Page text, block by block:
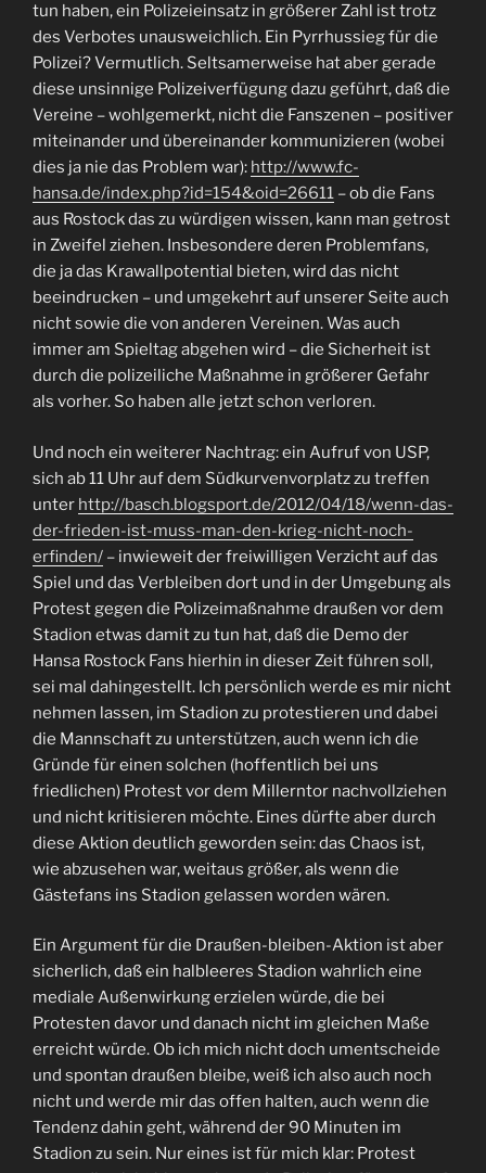
tun haben, ein Polizeieinsatz in größerer Zahl ist trotz
des Verbotes unausweichlich. Ein Pyrrhussieg für die
Polizei? Vermutlich. Seltsamerweise hat aber gerade
diese unsinnige Polizeiverfügung dazu geführt, daß die
Vereine – wohlgemerkt, nicht die Fanszenen – positiver
miteinander und übereinander kommunizieren (wobei
dies ja nie das Problem war): http://www.fc-
hansa.de/index.php?id=154&oid=26611 – ob die Fans
aus Rostock das zu würdigen wissen, kann man getrost
in Zweifel ziehen. Insbesondere deren Problemfans,
die ja das Krawallpotential bieten, wird das nicht
beeindrucken – und umgekehrt auf unserer Seite auch
nicht sowie die von anderen Vereinen. Was auch
immer am Spieltag abgehen wird – die Sicherheit ist
durch die polizeiliche Maßnahme in größerer Gefahr
als vorher. So haben alle jetzt schon verloren.
Und noch ein weiterer Nachtrag: ein Aufruf von USP,
sich ab 11 Uhr auf dem Südkurvenvorplatz zu treffen
unter http://basch.blogsport.de/2012/04/18/wenn-das-
der-frieden-ist-muss-man-den-krieg-nicht-noch-
erfinden/ – inwieweit der freiwilligen Verzicht auf das
Spiel und das Verbleiben dort und in der Umgebung als
Protest gegen die Polizeimaßnahme draußen vor dem
Stadion etwas damit zu tun hat, daß die Demo der
Hansa Rostock Fans hierhin in dieser Zeit führen soll,
sei mal dahingestellt. Ich persönlich werde es mir nicht
nehmen lassen, im Stadion zu protestieren und dabei
die Mannschaft zu unterstützen, auch wenn ich die
Gründe für einen solchen (hoffentlich bei uns
friedlichen) Protest vor dem Millerntor nachvollziehen
und nicht kritisieren möchte. Eines dürfte aber durch
diese Aktion deutlich geworden sein: das Chaos ist,
wie abzusehen war, weitaus größer, als wenn die
Gästefans ins Stadion gelassen worden wären.
Ein Argument für die Draußen-bleiben-Aktion ist aber
sicherlich, daß ein halbleeres Stadion wahrlich eine
mediale Außenwirkung erzielen würde, die bei
Protesten davor und danach nicht im gleichen Maße
erreicht würde. Ob ich mich nicht doch umentscheide
und spontan draußen bleibe, weiß ich also auch noch
nicht und werde mir das offen halten, auch wenn die
Tendenz dahin geht, während der 90 Minuten im
Stadion zu sein. Nur eines ist für mich klar: Protest